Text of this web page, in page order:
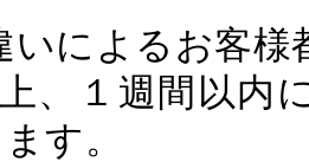
いによるお客
、１週間以
す。